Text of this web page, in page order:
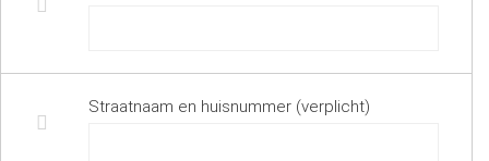
Straatnaam en huisnummer (verplicht)